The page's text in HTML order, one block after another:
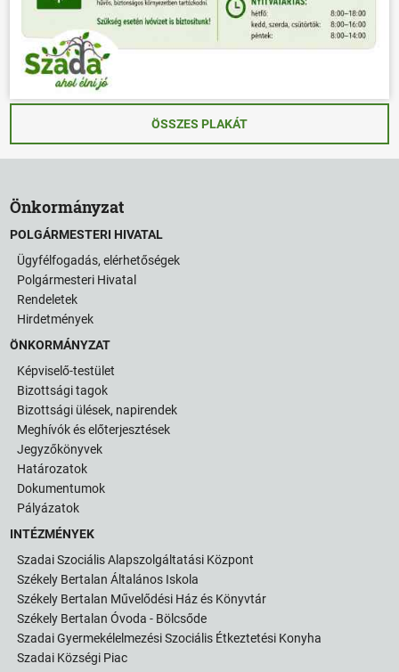
ÖSSZES PLAKÁT
Önkormányzat
POLGÁRMESTERI HIVATAL
Ügyfélfogadás, elérhetőségek
Polgármesteri Hivatal
Rendeletek
Hirdetmények
ÖNKORMÁNYZAT
Képviselő-testület
Bizottsági tagok
Bizottsági ülések, napirendek
Meghívók és előterjesztések
Jegyzőkönyvek
Határozatok
Dokumentumok
Pályázatok
INTÉZMÉNYEK
Szadai Szociális Alapszolgáltatási Központ
Székely Bertalan Általános Iskola
Székely Bertalan Művelődési Ház és Könyvtár
Székely Bertalan Óvoda - Bölcsőde
Szadai Gyermekélelmezési Szociális Étkeztetési Konyha
Szadai Községi Piac